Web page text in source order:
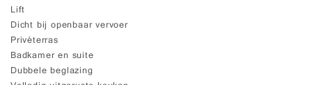
Lift
Dicht bij openbaar vervoer
Privéterras
Badkamer en suite
Dubbele beglazing